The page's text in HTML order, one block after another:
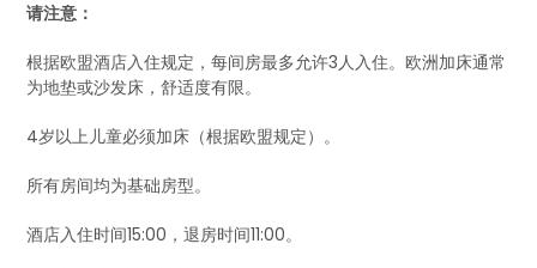
请注意：
根据欧盟酒店入住规定，每间房最多允许3人入住。欧洲加床通常
为地垫或沙发床，舒适度有限。
4岁以上儿童必须加床（根据欧盟规定）。
所有房间均为基础房型。
酒店入住时间15:00，退房时间11:00。